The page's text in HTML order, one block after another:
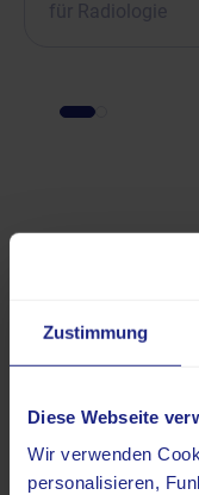
Zustimmung
Diese Webseite
Wir verwenden
personalisieren,